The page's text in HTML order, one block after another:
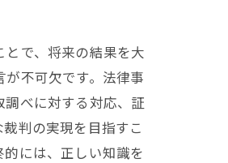
で、将来の結果を大
不可欠です。法律事
べに対する対応、証
判の実現を目指すこ
には、正しい知識を